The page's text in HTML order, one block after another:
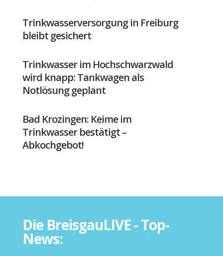
Trinkwasserversorgung in Freiburg
bleibt gesichert
Trinkwasser im Hochschwarzwald
wird knapp: Tankwagen als
Notlösung geplant
Bad Krozingen: Keime im
Trinkwasser bestätigt –
Abkochgebot!
Die BreisgauLIVE - Top-
News: